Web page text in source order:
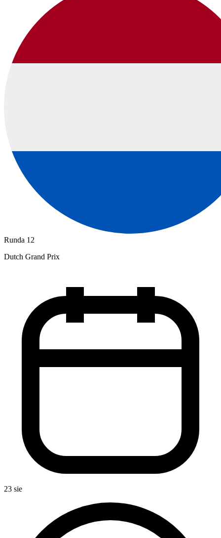
Runda 12
Dutch Grand Prix
23 sie